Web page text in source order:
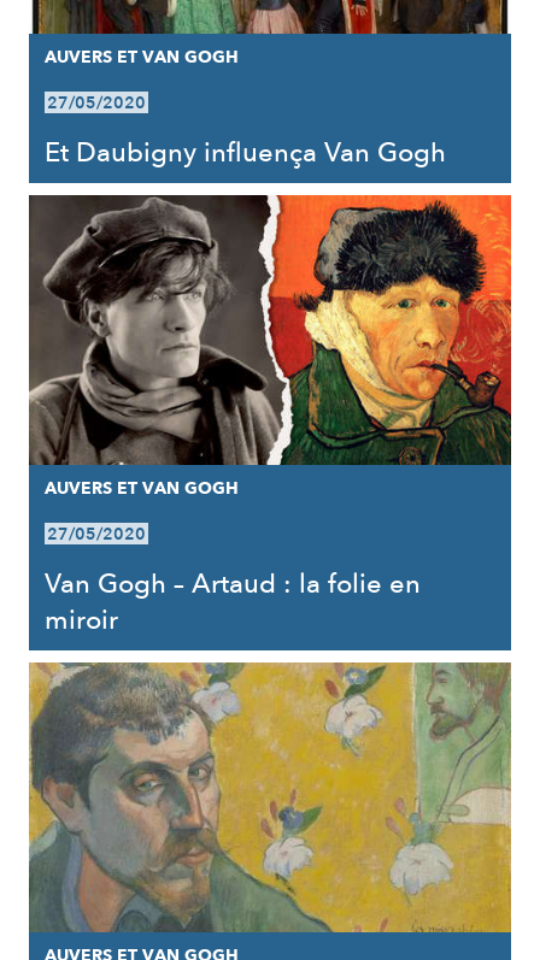
AUVERS ET VAN GOGH
27/05/2020
Et Daubigny influença Van Gogh
AUVERS ET VAN GOGH
27/05/2020
Van Gogh – Artaud : la folie en
miroir